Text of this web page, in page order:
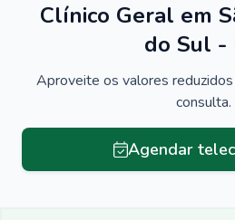
Clínico Geral em
do Sul -
Aproveite os valores
consulta.
Agendar